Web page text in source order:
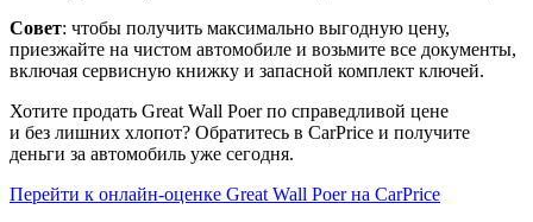
Совет: чтобы получить максимально выгодную цену,
приезжайте на чистом автомобиле и возьмите все документы,
включая сервисную книжку и запасной комплект ключей.
Хотите продать Great Wall Poer по справедливой цене
и без лишних хлопот? Обратитесь в CarPrice и получите
деньги за автомобиль уже сегодня.
Перейти к онлайн-оценке Great Wall Poer на CarPrice